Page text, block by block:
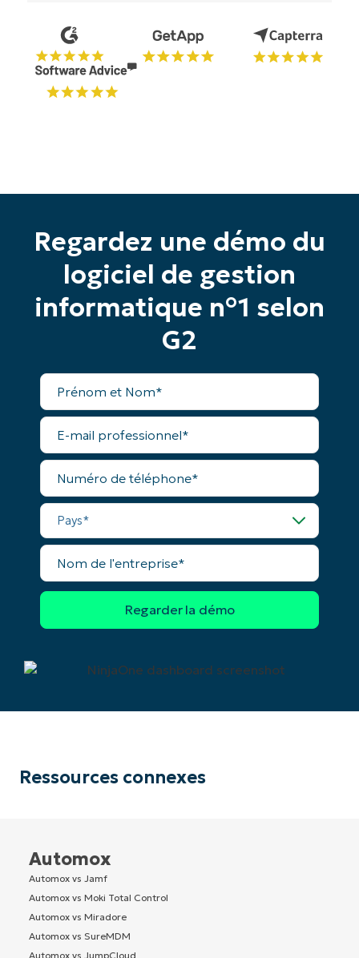
Regardez une démo du
logiciel de gestion
informatique n°1 selon
G2
Prénom
Nom*
E-
mail
professionnel*
Numéro
téléphone*
Pays*
Nom
l'entreprise*
Ressources connexes
Automox
Automox vs Jamf
Automox vs Moki Total Control
Automox vs Miradore
Automox vs SureMDM
Automox vs JumpCloud